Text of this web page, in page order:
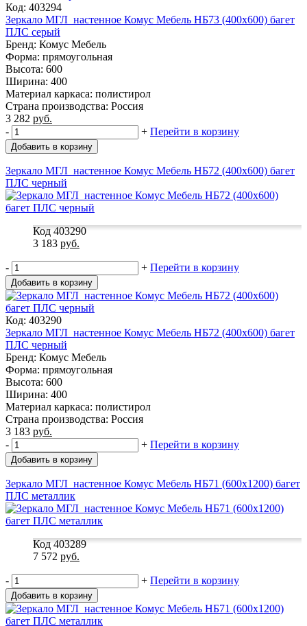
Код: 403294
Зеркало МГЛ_настенное Комус Мебель НБ73 (400x600) багет
ПЛС серый
Бренд: Комус Мебель
Форма: прямоугольная
Высота: 600
Ширина: 400
Материал каркаса: полистирол
Страна производства: Россия
3 282 руб.
-
+ Перейти в корзину
Добавить в корзину
Зеркало МГЛ_настенное Комус Мебель НБ72 (400x600) багет
ПЛС черный
Код 403290
3 183 руб.
- + Перейти в корзину
Добавить в корзину
Код: 403290
Зеркало МГЛ_настенное Комус Мебель НБ72 (400x600) багет
ПЛС черный
Бренд: Комус Мебель
Форма: прямоугольная
Высота: 600
Ширина: 400
Материал каркаса: полистирол
Страна производства: Россия
3 183 руб.
-
+ Перейти в корзину
Добавить в корзину
Зеркало МГЛ_настенное Комус Мебель НБ71 (600x1200) багет
ПЛС металлик
Код 403289
7 572 руб.
- + Перейти в корзину
Добавить в корзину